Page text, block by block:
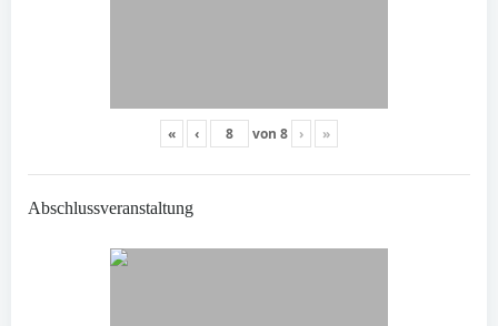
« ‹ von 8 › »
Abschlussveranstaltung